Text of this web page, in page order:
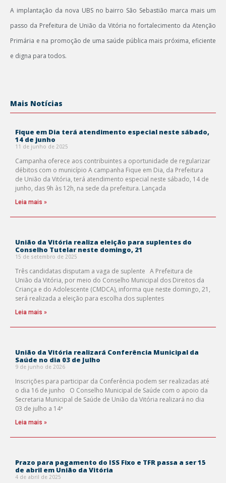
A implantação da nova UBS no bairro São Sebastião marca mais um
passo da Prefeitura de União da Vitória no fortalecimento da Atenção
Primária e na promoção de uma saúde pública mais próxima, eficiente
e digna para todos.
Mais Notícias
Fique em Dia terá atendimento especial neste sábado,
14 de junho
11 de junho de 2025
Campanha oferece aos contribuintes a oportunidade de regularizar
débitos com o município A campanha Fique em Dia, da Prefeitura
de União da Vitória, terá atendimento especial neste sábado, 14 de
junho, das 9h às 12h, na sede da prefeitura. Lançada
Leia mais »
União da Vitória realiza eleição para suplentes do
Conselho Tutelar neste domingo, 21
15 de setembro de 2025
Três candidatas disputam a vaga de suplente A Prefeitura de
União da Vitória, por meio do Conselho Municipal dos Direitos da
Criança e do Adolescente (CMDCA), informa que neste domingo, 21,
será realizada a eleição para escolha dos suplentes
Leia mais »
União da Vitória realizará Conferência Municipal da
Saúde no dia 03 de Julho
9 de junho de 2026
Inscrições para participar da Conferência podem ser realizadas até
o dia 16 de junho O Conselho Municipal de Saúde com o apoio da
Secretaria Municipal de Saúde de União da Vitória realizará no dia
03 de julho a 14ª
Leia mais »
Prazo para pagamento do ISS Fixo e TFR passa a ser 15
de abril em União da Vitória
4 de abril de 2025